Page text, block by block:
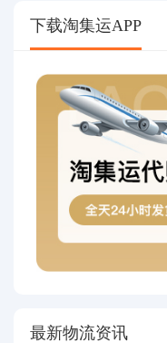
下载淘集运APP
最新物流资讯